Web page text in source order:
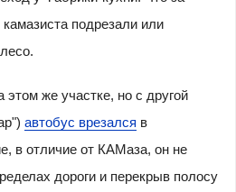
подрезали или
этом же участке, но с другой
автобус врезался в
в отличие от КАМаза, он не
дороги и перекрыв полосу